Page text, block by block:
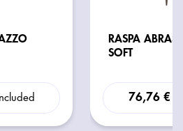
RASPA
SOFT
76,76 €